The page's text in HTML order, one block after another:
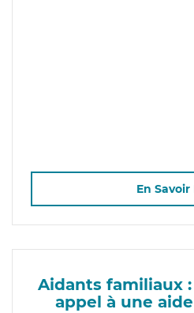
En Savoir
Aidants familiaux
appel à une